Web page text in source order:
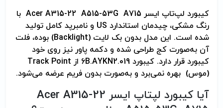
کیبورد لپ‌تاپ ایسر Acer A315-22 A515-53G A715 با
رنگ مشکی، چیدمان استاندارد US و نامبرپد کامل تولید
شده است. این مدل بدون بک لایت (Backlight) بوده، فلت
آن به‌صورت کج طراحی شده و دکمه پاور نیز روی خود
کیبورد قرار دارد. کیبورد 6B.AYKN2.019 از Track Point
(موس) بهره نمی‌برد و به‌صورت بدون فریم عرضه می‌شود.
آیا کیبورد لپتاپ ایسر Acer A315-22